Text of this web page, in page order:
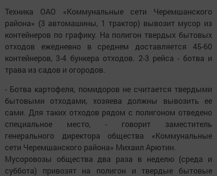
Техника ОАО «Коммунальные сети Черемшанского
района» (3 автомашины, 1 трактор) вывозит мусор из
контейнеров по графику. На полигон твердых бытовых
отходов ежедневно в среднем доставляется 45-60
контейнеров, 3-4 бункера отходов. 2-3 рейса - ботва и
трава из садов и огородов.
- Ботва картофеля, помидоров не считается твердыми
бытовыми отходами, хозяева должны вывозить ее
сами. Для таких отходов рядом с полигоном отведено
специальное место, - говорит заместитель
генерального директора общества «Коммунальные
сети Черемшанского района» Михаил Арютин.
Мусоровозы общества два раза в неделю (среда и
суббота) привозят на полигон и твердые бытовые